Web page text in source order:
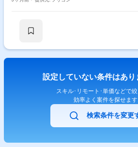
設定していない条件はあり
スキル･リモート･単価などで絞
効率よく案件を探せます
検索条件を変更